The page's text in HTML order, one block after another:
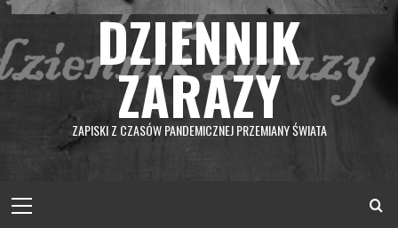
DZIENNIK
ZARAZY
ZAPISKI Z CZASÓW PANDEMICZNEJ PRZEMIANY ŚWIATA
Menu